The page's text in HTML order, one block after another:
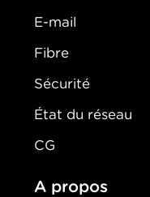
E-mail
Fibre
Sécurité
État du réseau
CG
A propos